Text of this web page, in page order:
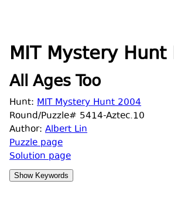
MIT Mystery Hunt
All Ages Too
Hunt: MIT Mystery Hunt 2004
Round/Puzzle# 5414-Aztec.10
Author: Albert Lin
Puzzle page
Solution page